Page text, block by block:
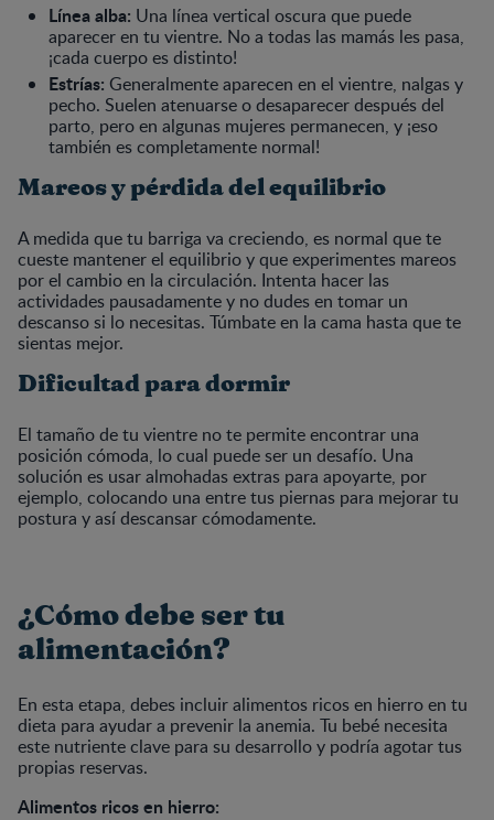
Línea alba: Una línea vertical oscura que puede
aparecer en tu vientre. No a todas las mamás les pasa,
¡cada cuerpo es distinto!
Estrías: Generalmente aparecen en el vientre, nalgas y
pecho. Suelen atenuarse o desaparecer después del
parto, pero en algunas mujeres permanecen, y ¡eso
también es completamente normal!
Mareos y pérdida del equilibrio
A medida que tu barriga va creciendo, es normal que te
cueste mantener el equilibrio y que experimentes mareos
por el cambio en la circulación. Intenta hacer las
actividades pausadamente y no dudes en tomar un
descanso si lo necesitas. Túmbate en la cama hasta que te
sientas mejor.
Dificultad para dormir
El tamaño de tu vientre no te permite encontrar una
posición cómoda, lo cual puede ser un desafío. Una
solución es usar almohadas extras para apoyarte, por
ejemplo, colocando una entre tus piernas para mejorar tu
postura y así descansar cómodamente.
¿Cómo debe ser tu
alimentación?
En esta etapa, debes incluir alimentos ricos en hierro en tu
dieta para ayudar a prevenir la anemia. Tu bebé necesita
este nutriente clave para su desarrollo y podría agotar tus
propias reservas.
Alimentos ricos en hierro: